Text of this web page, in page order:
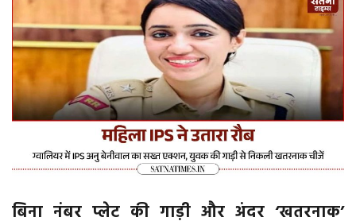
बिना नंबर प्लेट की गाड़ी और अंदर ‘खतरनाक’